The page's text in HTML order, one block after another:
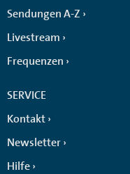
Sendungen A-Z
Livestream
Frequenzen
SERVICE
Kontakt
Newsletter
Hilfe